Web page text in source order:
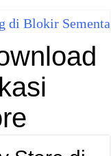
di Blokir